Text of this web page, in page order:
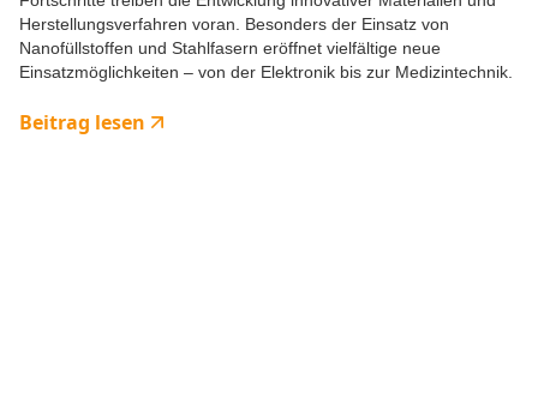
Herstellungsverfahren voran. Besonders der Einsatz von
Nanofüllstoffen und Stahlfasern eröffnet vielfältige neue
Einsatzmöglichkeiten – von der Elektronik bis zur Medizintechnik.
Beitrag lesen